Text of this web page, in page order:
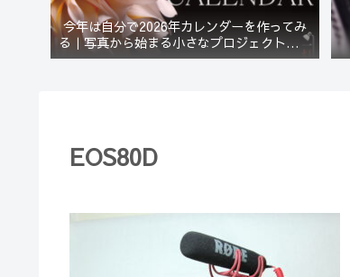
今年は自分で2026年カレンダーを作ってみ
る｜写真から始まる小さなプロジェクト【一
灯花】
EOS80D